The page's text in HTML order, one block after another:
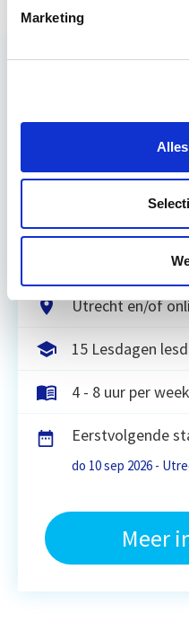
Marketing
Business
Tijdens deze opleiding
vastgoedprojecten te
komen voorbij,
Utrecht en/of
15 Lesdagen
4 - 8 uur per week
Eerstvolgende
do 10 sep 2026 -
Meer